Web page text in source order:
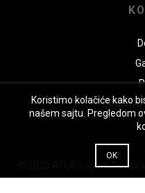
Uputstvo
ATLAS sport. Sva
Koristimo kolačiće kako
našem sajtu. Pregledom
OK